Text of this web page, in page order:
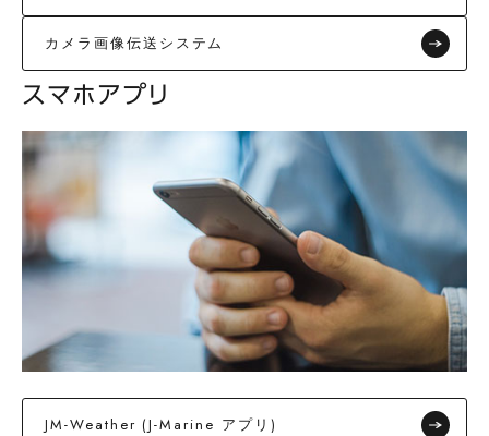
カメラ画像伝送システム
スマホアプリ
JM-Weather (J-Marine アプリ)